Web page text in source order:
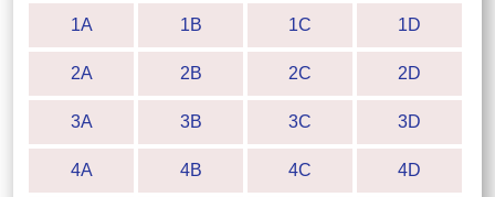
1A 1B 1C 1D
2A 2B 2C 2D
3A 3B 3C 3D
4A 4B 4C 4D